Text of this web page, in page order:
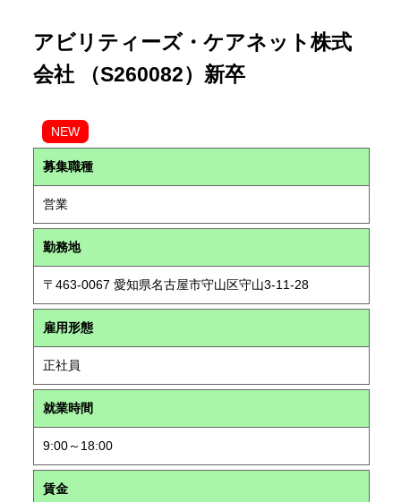
アビリティーズ・ケアネット株式
会社 （S260082）新卒
NEW
募集職種
営業
勤務地
〒463-0067 愛知県名古屋市守山区守山3-11-28
雇用形態
正社員
就業時間
9:00～18:00
賃金